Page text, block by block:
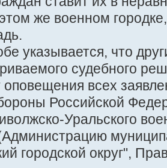
же военном
указывается, что
судебного
оповещения всех
Российской
Уральского
городской округ",